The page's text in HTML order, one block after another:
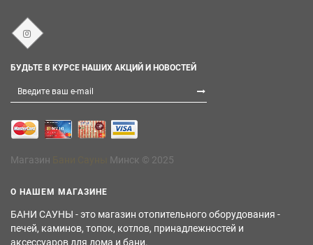
БУДЬТЕ В КУРСЕ НАШИХ АКЦИЙ И НОВОСТЕЙ
Магазин Минск © 2025
О НАШЕМ МАГАЗИНЕ
БАНИ САУНЫ - это магазин отопительного оборудования -
печей, каминов, топок, котлов, принадлежностей и
аксессуаров для дома и бани.